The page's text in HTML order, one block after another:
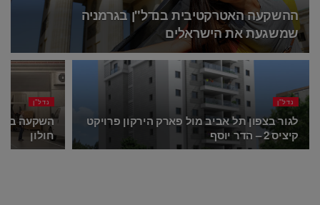
ההשקעה האטרקטיבית בנדל"ן בגרמניה
שמשגעת את הישראלים
נדל"ן
לגור בצפון תל אביב מול פארק הירקון פרויקט
קיציס 2 – הדר יוסף
נדל"ן
השקעה
חולון